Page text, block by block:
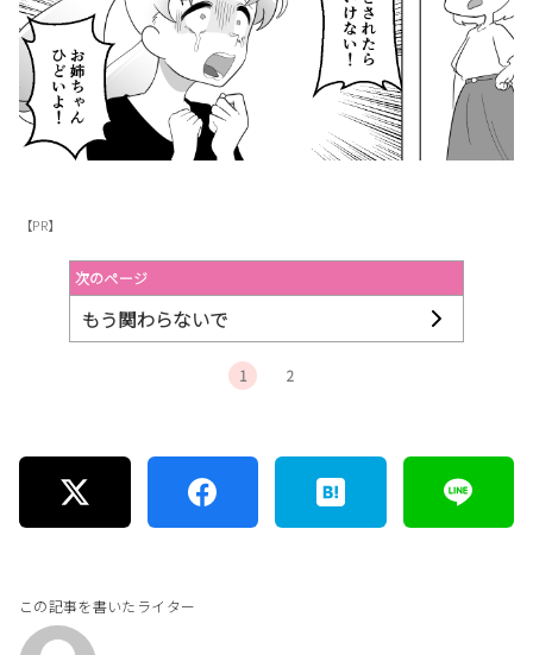
【PR】
次のページ
もう関わらないで
1 2
この記事を書いたライター